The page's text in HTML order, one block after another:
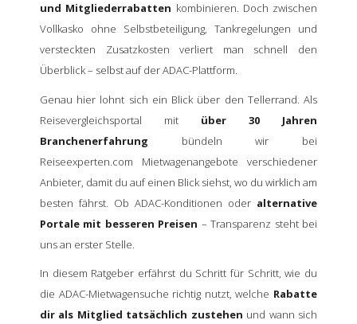
und Mitgliederrabatten kombinieren. Doch zwischen
Vollkasko ohne Selbstbeteiligung, Tankregelungen und
versteckten Zusatzkosten verliert man schnell den
Überblick – selbst auf der ADAC-Plattform.
Genau hier lohnt sich ein Blick über den Tellerrand. Als
Reisevergleichsportal mit über 30 Jahren
Branchenerfahrung bündeln wir bei
Reiseexperten.com Mietwagenangebote verschiedener
Anbieter, damit du auf einen Blick siehst, wo du wirklich am
besten fährst. Ob ADAC-Konditionen oder alternative
Portale mit besseren Preisen – Transparenz steht bei
uns an erster Stelle.
In diesem Ratgeber erfährst du Schritt für Schritt, wie du
die ADAC-Mietwagensuche richtig nutzt, welche Rabatte
dir als Mitglied tatsächlich zustehen und wann sich